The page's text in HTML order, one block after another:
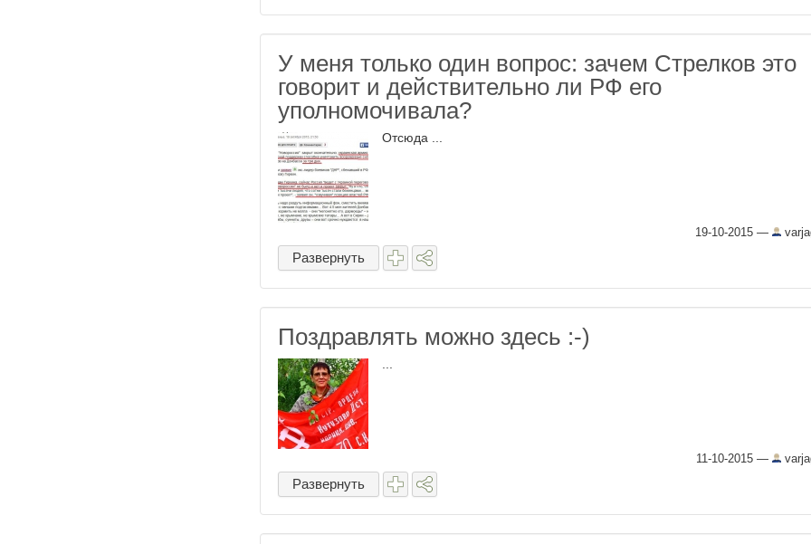
У меня только один вопрос: зачем Стрелков это
говорит и действительно ли РФ его
уполномочивала?
Отсюда ...
19-10-2015 —
Развернуть
Поздравлять можно здесь :-)
11-10-2015 —
Развернуть